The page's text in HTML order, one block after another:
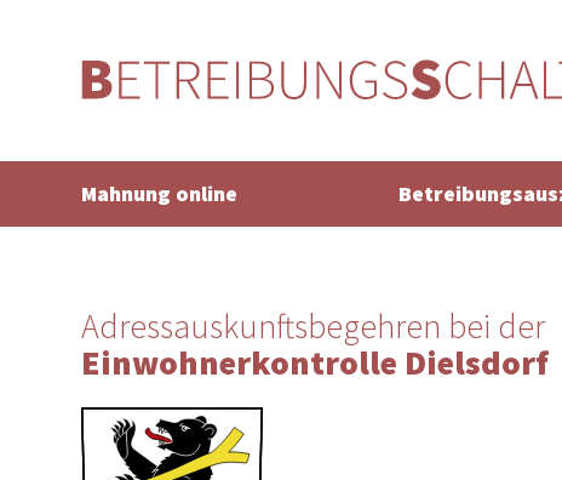
Mahnung online
Adressauskunftsbegehren bei der
Einwohnerkontrolle Dielsdorf